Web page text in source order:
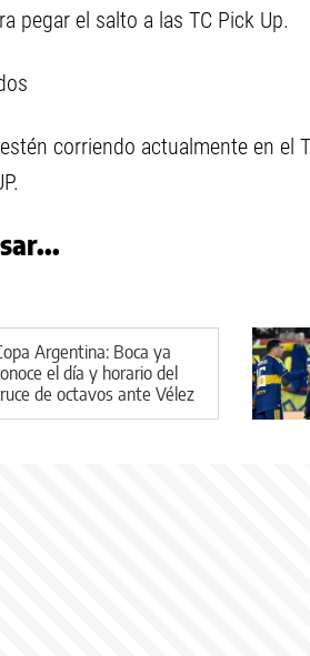
pegar el salto a las TC Pick Up.
corriendo actualmente en el
Argentina: Boca ya
el día y horario del
de octavos ante Vélez